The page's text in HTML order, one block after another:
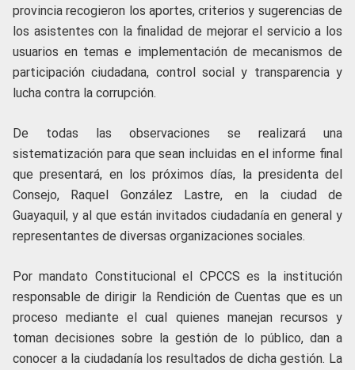
provincia recogieron los aportes, criterios y sugerencias de
los asistentes con la finalidad de mejorar el servicio a los
usuarios en temas e implementación de mecanismos de
participación ciudadana, control social y transparencia y
lucha contra la corrupción.
De todas las observaciones se realizará una
sistematización para que sean incluidas en el informe final
que presentará, en los próximos días, la presidenta del
Consejo, Raquel González Lastre, en la ciudad de
Guayaquil, y al que están invitados ciudadanía en general y
representantes de diversas organizaciones sociales.
Por mandato Constitucional el CPCCS es la institución
responsable de dirigir la Rendición de Cuentas que es un
proceso mediante el cual quienes manejan recursos y
toman decisiones sobre la gestión de lo público, dan a
conocer a la ciudadanía los resultados de dicha gestión. La